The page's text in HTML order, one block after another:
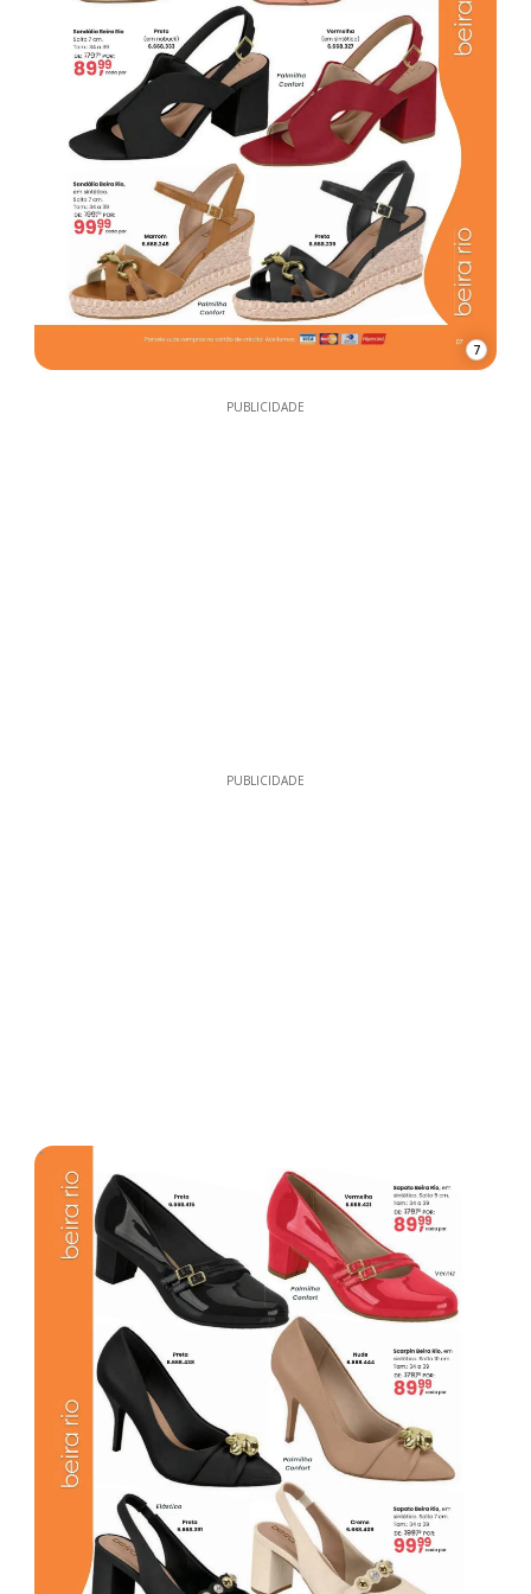
7
PUBLICIDADE
PUBLICIDADE